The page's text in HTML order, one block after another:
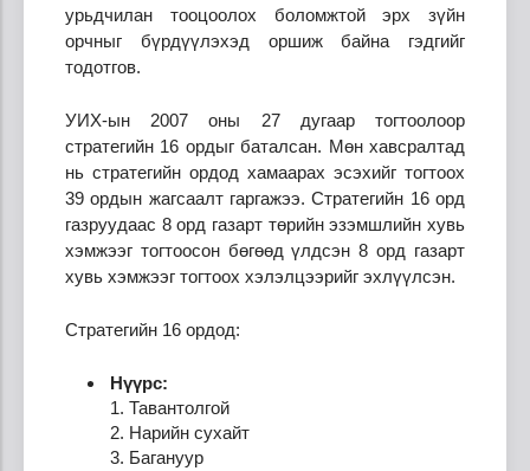
урьдчилан тооцоолох боломжтой эрх зүйн
орчныг бүрдүүлэхэд оршиж байна гэдгийг
тодотгов.
УИХ-ын 2007 оны 27 дугаар тогтоолоор
стратегийн 16 ордыг баталсан. Мөн хавсралтад
нь стратегийн ордод хамаарах эсэхийг тогтоох
39 ордын жагсаалт гаргажээ. Стратегийн 16 орд
газруудаас 8 орд газарт төрийн эзэмшлийн хувь
хэмжээг тогтоосон бөгөөд үлдсэн 8 орд газарт
хувь хэмжээг тогтоох хэлэлцээрийг эхлүүлсэн.
Стратегийн 16 ордод:
Нүүрс:
1. Тавантолгой
2. Нарийн сухайт
3. Багануур